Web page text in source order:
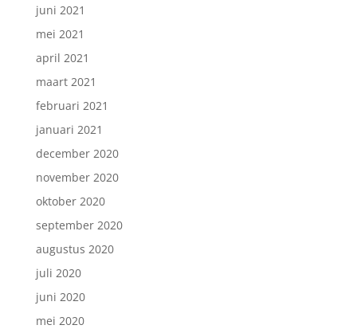
juni 2021
mei 2021
april 2021
maart 2021
februari 2021
januari 2021
december 2020
november 2020
oktober 2020
september 2020
augustus 2020
juli 2020
juni 2020
mei 2020